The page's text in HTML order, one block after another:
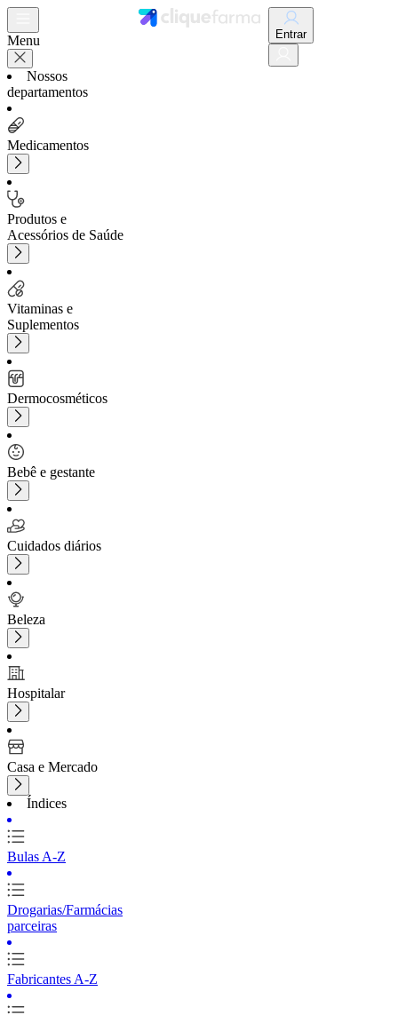
Menu
Nossos
departamentos
Medicamentos
Produtos e
Acessórios de Saúde
Vitaminas e
Suplementos
Dermocosméticos
Bebê e gestante
Cuidados diários
Beleza
Hospitalar
Casa e Mercado
Índices
Bulas A-Z
Drogarias/Farmácias
parceiras
Fabricantes A-Z
Entrar